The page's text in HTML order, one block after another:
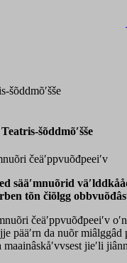
šõddmõʹšše
šõddmõʹšše
čeäʹppvuõđpeeiʹv
sääʹmnuõrid
tõn čiõlgg
čeäʹppvuõđpeeiʹv
pääʹrn da nuõr
jieʹli